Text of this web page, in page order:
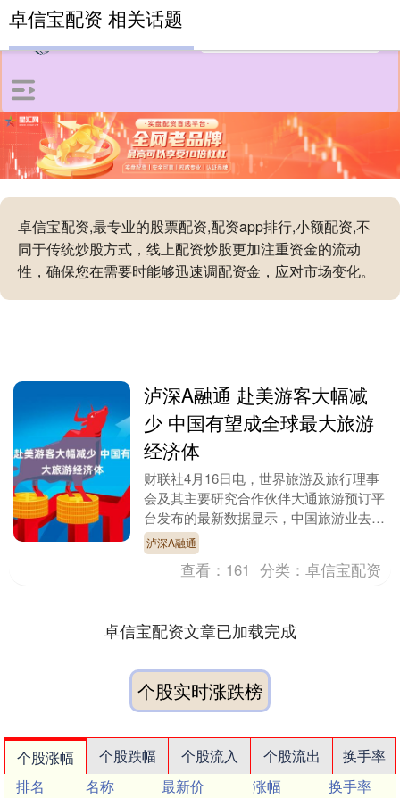
卓信宝配资,最专业的股票配资,配资app排行,小额配资,不
同于传统炒股方式，线上配资炒股更加注重资金的流动
性，确保您在需要时能够迅速调配资金，应对市场变化。
卓信宝配资 相关话题
泸深A融通 赴美游客大幅减
少 中国有望成全球最大旅游
经济体
财联社4月16日电，世界旅游及旅行理事
会及其主要研究合作伙伴大通旅游预订平
台发布的最新数据显示，中国旅游业去年
增长9.9%，超过全球平均增速的两倍，
远高于美国0....
泸深A融通
查看： 161 分类：卓信宝配资
卓信宝配资文章已加载完成
个股实时涨跌榜
个股涨幅 个股跌幅 个股流入 个股流出
换手率
排名
名称 最新价 涨幅
换手率